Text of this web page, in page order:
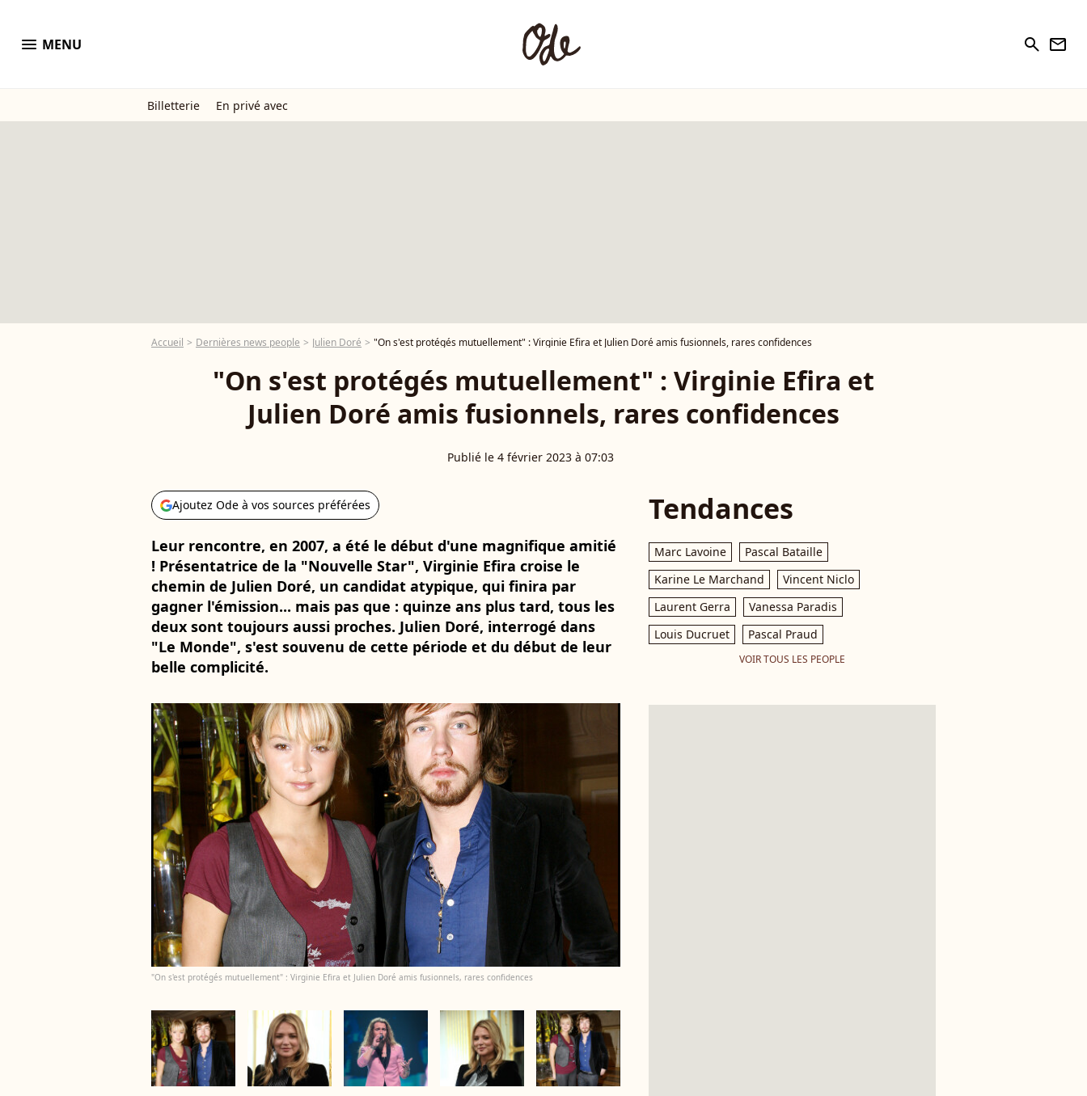
menu MENU search newsletter
Billetterie En privé avec
Accueil Dernières news people Julien Doré "On s'est protégés mutuellement" : Virginie Efira et Julien Doré amis fusionnels, rares confidences
"On s'est protégés mutuellement" : Virginie Efira et
Julien Doré amis fusionnels, rares confidences
Publié le 4 février 2023 à 07:03
Ajoutez Ode à vos sources préférées
Leur rencontre, en 2007, a été le début d'une magnifique amitié
! Présentatrice de la "Nouvelle Star", Virginie Efira croise le
chemin de Julien Doré, un candidat atypique, qui finira par
gagner l'émission... mais pas que : quinze ans plus tard, tous les
deux sont toujours aussi proches. Julien Doré, interrogé dans
"Le Monde", s'est souvenu de cette période et du début de leur
belle complicité.
"On s'est protégés mutuellement" : Virginie Efira et Julien Doré amis fusionnels, rares confidences
Tendances
Marc Lavoine
Pascal Bataille
Karine Le Marchand
Vincent Niclo
Laurent Gerra
Vanessa Paradis
Louis Ducruet
Pascal Praud
VOIR TOUS LES PEOPLE